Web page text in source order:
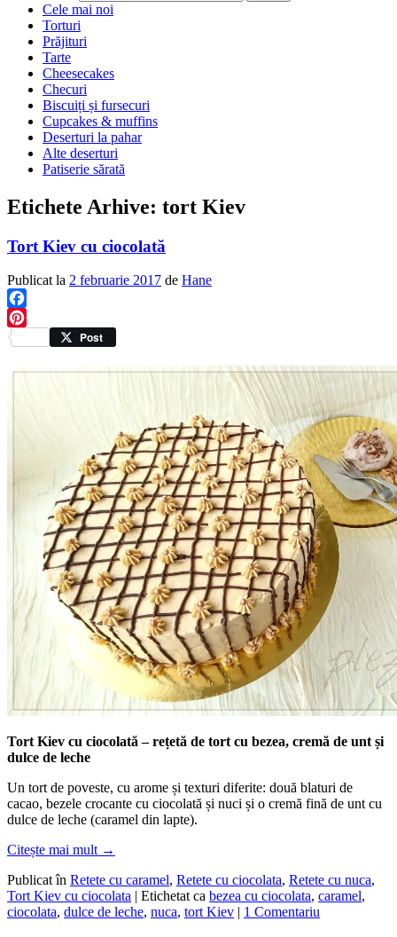
Cele mai noi
Torturi
Prăjituri
Tarte
Cheesecakes
Checuri
Biscuiți și fursecuri
Cupcakes & muffins
Deserturi la pahar
Alte deserturi
Patiserie sărată
Etichete Arhive: tort Kiev
Tort Kiev cu ciocolată
Publicat la 2 februarie 2017 de Hane
Facebook
Pinterest
Post
Tort Kiev cu ciocolată – rețetă de tort cu bezea, cremă de unt și
dulce de leche
Un tort de poveste, cu arome și texturi diferite: două blaturi de
cacao, bezele crocante cu ciocolată și nuci și o cremă fină de unt cu
dulce de leche (caramel din lapte).
Citește mai mult →
Publicat în Retete cu caramel, Retete cu ciocolata, Retete cu nuca,
Tort Kiev cu ciocolata | Etichetat ca bezea cu ciocolata, caramel,
ciocolata, dulce de leche, nuca, tort Kiev | 1 Comentariu